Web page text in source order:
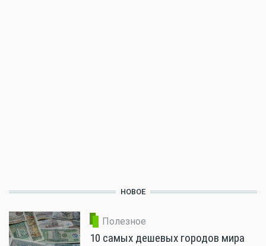
НОВОЕ
Полезное
10 самых дешевых городов мира